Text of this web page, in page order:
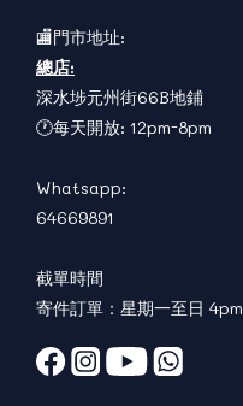
🏬門市地址:
總店:
深水埗元州街66B地鋪
🕐每天開放: 12pm-8pm
Whatsapp:
64669891
截單時間
寄件訂單：星期一至日 4pm